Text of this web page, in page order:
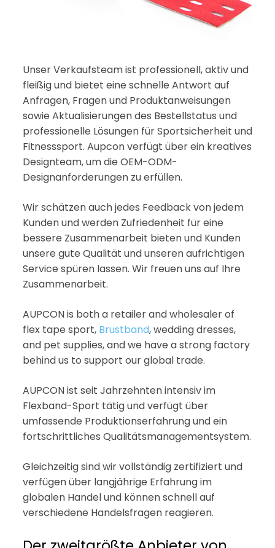
Unser Verkaufsteam ist professionell, aktiv und
fleißig und bietet eine schnelle Antwort auf
Anfragen, Fragen und Produktanweisungen
sowie Aktualisierungen des Bestellstatus und
professionelle Lösungen für Sportsicherheit und
Fitnesssport. Aupcon verfügt über ein kreatives
Designteam, um die OEM-ODM-
Designanforderungen zu erfüllen.
Wir schätzen auch jedes Feedback von jedem
Kunden und werden Zufriedenheit für eine
bessere Zusammenarbeit bieten und Kunden
unsere gute Qualität und unseren aufrichtigen
Service spüren lassen. Wir freuen uns auf Ihre
Zusammenarbeit.
AUPCON is both a retailer and wholesaler of
flex tape sport, Brustband, wedding dresses,
and pet supplies, and we have a strong factory
behind us to support our global trade.
AUPCON ist seit Jahrzehnten intensiv im
Flexband-Sport tätig und verfügt über
umfassende Produktionserfahrung und ein
fortschrittliches Qualitätsmanagementsystem.
Gleichzeitig sind wir vollständig zertifiziert und
verfügen über langjährige Erfahrung im
globalen Handel und können schnell auf
verschiedene Handelsfragen reagieren.